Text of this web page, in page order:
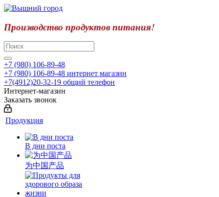
Производство продуктов питания!
+7 (980) 106-89-48
+7 (980) 106-89-48 интернет магазин
+7(4912)20-32-19 общий телефон
Интернет-магазин
Заказать звонок
Продукция
В дни поста
为中国产品